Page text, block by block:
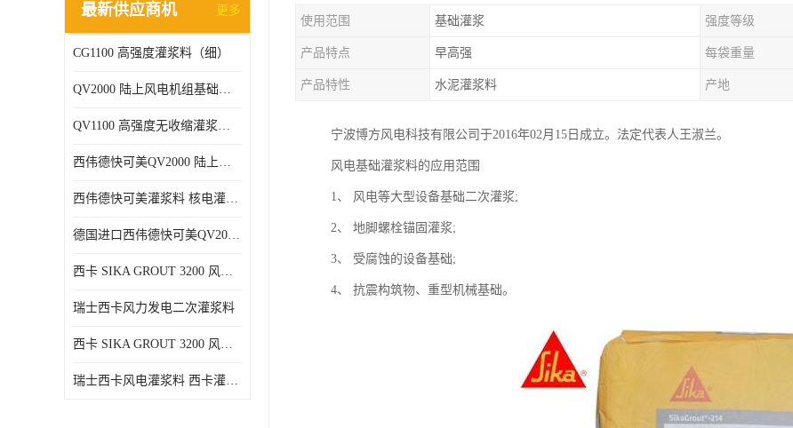
最新供应商机 更多
CG1100 高强度灌浆料（细）
QV2000 陆上风电机组基础灌浆砂浆
QV1100 高强度无收缩灌浆砂浆
西伟德快可美QV2000 陆上风电灌浆料 均匀、 流动度好、可泵送
西伟德快可美灌浆料 核电灌浆材料
德国进口西伟德快可美QV2000PLUS陆上风电灌浆料 优异耐疲劳性能
西卡 SIKA GROUT 3200 风电 灌浆料
瑞士西卡风力发电二次灌浆料
西卡 SIKA GROUT 3200 风电 灌浆料 214 灌浆料
瑞士西卡风电灌浆料 西卡灌浆料 西卡海上风电灌浆料 西卡灌浆料
使用范围 基础灌浆 强度等级
产品特点 早高强 每袋重量
产品特性 水泥灌浆料 产地
宁波博方风电科技有限公司于2016年02月15日成立。法定代表人王淑兰。
风电基础灌浆料的应用范围
1、 风电等大型设备基础二次灌浆;
2、 地脚螺栓锚固灌浆;
3、 受腐蚀的设备基础;
4、 抗震构筑物、重型机械基础。